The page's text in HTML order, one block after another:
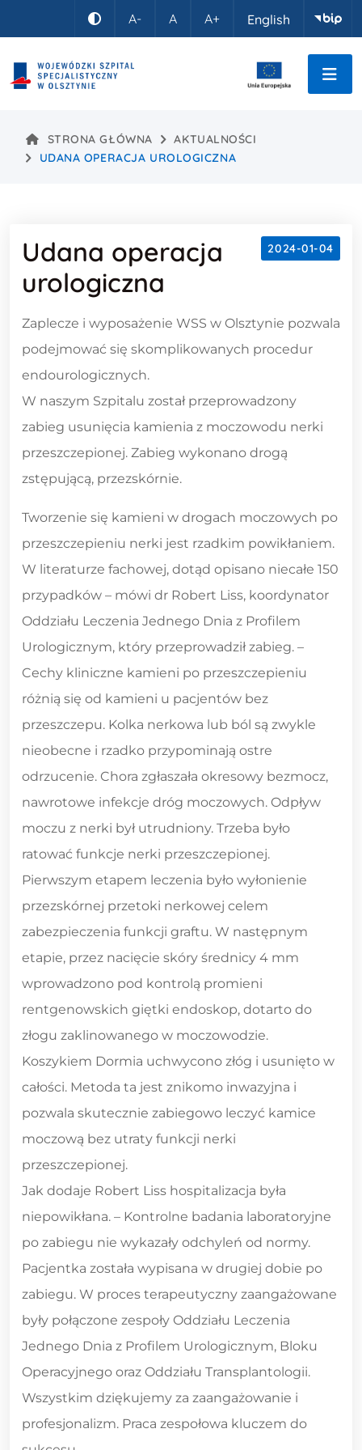
Kontrast
A- A A+ English
STRONA GŁÓWNA
AKTUALNOŚCI
UDANA OPERACJA UROLOGICZNA
2024-01-04
Udana operacja
urologiczna
Treść wpisu
Zaplecze i wyposażenie WSS w Olsztynie pozwala
podejmować się skomplikowanych procedur
endourologicznych.
W naszym Szpitalu został przeprowadzony
zabieg usunięcia kamienia z moczowodu nerki
przeszczepionej. Zabieg wykonano drogą
zstępującą, przezskórnie.
Tworzenie się kamieni w drogach moczowych po
przeszczepieniu nerki jest rzadkim powikłaniem.
W literaturze fachowej, dotąd opisano niecałe 150
przypadków – mówi dr Robert Liss, koordynator
Oddziału Leczenia Jednego Dnia z Profilem
Urologicznym, który przeprowadził zabieg. –
Cechy kliniczne kamieni po przeszczepieniu
różnią się od kamieni u pacjentów bez
przeszczepu. Kolka nerkowa lub ból są zwykle
nieobecne i rzadko przypominają ostre
odrzucenie. Chora zgłaszała okresowy bezmocz,
nawrotowe infekcje dróg moczowych. Odpływ
moczu z nerki był utrudniony. Trzeba było
ratować funkcje nerki przeszczepionej.
Pierwszym etapem leczenia było wyłonienie
przezskórnej przetoki nerkowej celem
zabezpieczenia funkcji graftu. W następnym
etapie, przez nacięcie skóry średnicy 4 mm
wprowadzono pod kontrolą promieni
rentgenowskich giętki endoskop, dotarto do
złogu zaklinowanego w moczowodzie.
Koszykiem Dormia uchwycono złóg i usunięto w
całości. Metoda ta jest znikomo inwazyjna i
pozwala skutecznie zabiegowo leczyć kamice
moczową bez utraty funkcji nerki
przeszczepionej.
Jak dodaje Robert Liss hospitalizacja była
niepowikłana. – Kontrolne badania laboratoryjne
po zabiegu nie wykazały odchyleń od normy.
Pacjentka została wypisana w drugiej dobie po
zabiegu. W proces terapeutyczny zaangażowane
były połączone zespoły Oddziału Leczenia
Jednego Dnia z Profilem Urologicznym, Bloku
Operacyjnego oraz Oddziału Transplantologii.
Wszystkim dziękujemy za zaangażowanie i
profesjonalizm. Praca zespołowa kluczem do